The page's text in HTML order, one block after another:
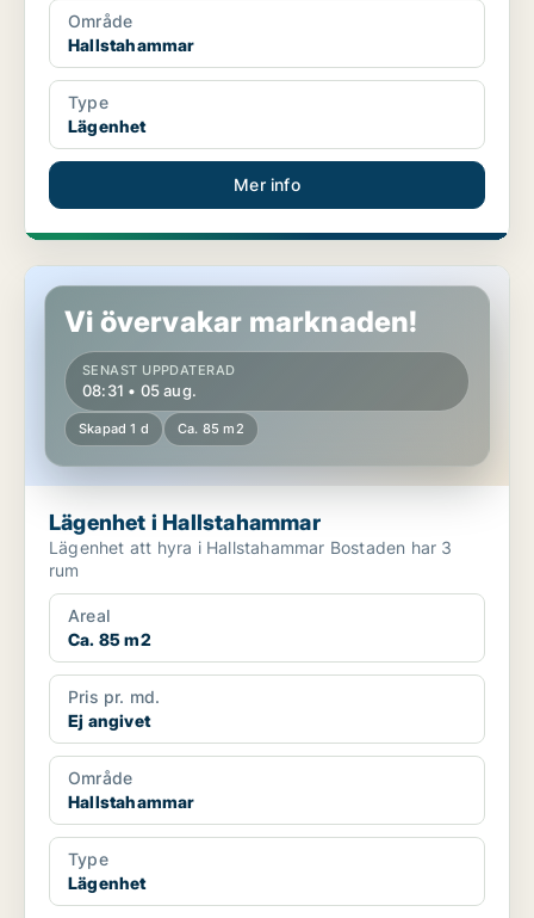
Område
Hallstahammar
Type
Lägenhet
Mer info
Lägenhet i Hallstahammar
Vi övervakar marknaden!
SENAST UPPDATERAD
08:31 • 05 aug.
Skapad 1 d Ca. 85 m2
Lägenhet i Hallstahammar
Lägenhet att hyra i Hallstahammar Bostaden har 3
rum
Areal
Ca. 85 m2
Pris pr. md.
Ej angivet
Område
Hallstahammar
Type
Lägenhet